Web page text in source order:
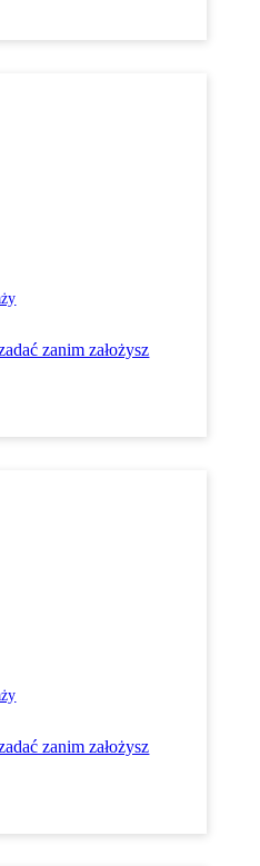
zanim założysz
zanim założysz